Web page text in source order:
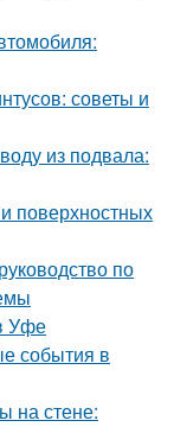
советы и
из подвала:
поверхностных
по
Уфе
события в
на стене: